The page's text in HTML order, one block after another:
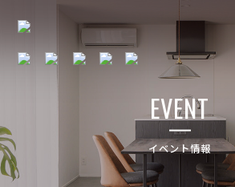
EVENT
イベント情報